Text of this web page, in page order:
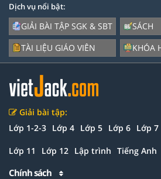
Dịch vụ nổi bật:
GIẢI BÀI TẬP SGK & SBT
TÀI LIỆU GIÁO VIÊN
SÁCH
KHÓA
Giải bài tập:
Lớp 1-2-3 Lớp 4 Lớp 5 Lớp 6 Lớp 7
Lớp 11 Lớp 12 Lập trình Tiếng Anh
Chính sách